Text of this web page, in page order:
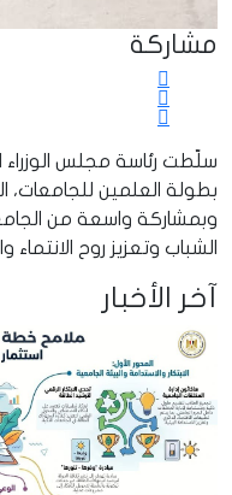
مشاركة
سلّطت رئاسة مجلس
بطولة العلمين للجامعات،
وبمشاركة واسعة من
الشباب وتعزيز روح
آخر الأخبار